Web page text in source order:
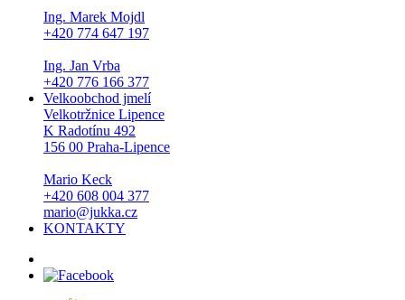
Ing. Marek Mojdl
+420 774 647 197
Ing. Jan Vrba
+420 776 166 377
Velkoobchod jmelí
Velkotržnice Lipence
K Radotínu 492
156 00 Praha-Lipence
Mario Keck
+420 608 004 377
mario@jukka.cz
KONTAKTY